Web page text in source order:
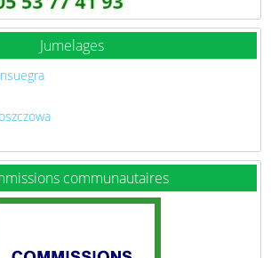
Jumelages
communautaires